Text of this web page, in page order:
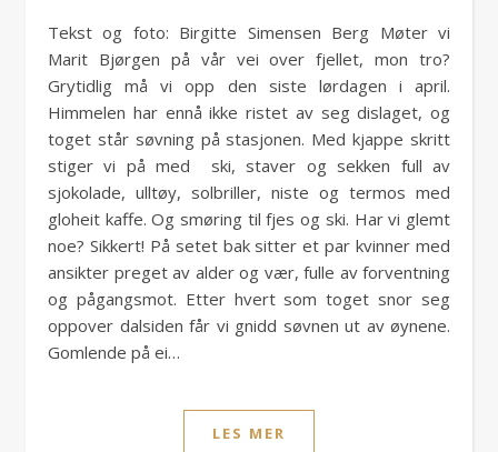
Tekst og foto: Birgitte Simensen Berg Møter vi
Marit Bjørgen på vår vei over fjellet, mon tro?
Grytidlig må vi opp den siste lørdagen i april.
Himmelen har ennå ikke ristet av seg dislaget, og
toget står søvning på stasjonen. Med kjappe skritt
stiger vi på med ski, staver og sekken full av
sjokolade, ulltøy, solbriller, niste og termos med
gloheit kaffe. Og smøring til fjes og ski. Har vi glemt
noe? Sikkert! På setet bak sitter et par kvinner med
ansikter preget av alder og vær, fulle av forventning
og pågangsmot. Etter hvert som toget snor seg
oppover dalsiden får vi gnidd søvnen ut av øynene.
Gomlende på ei…
LES MER